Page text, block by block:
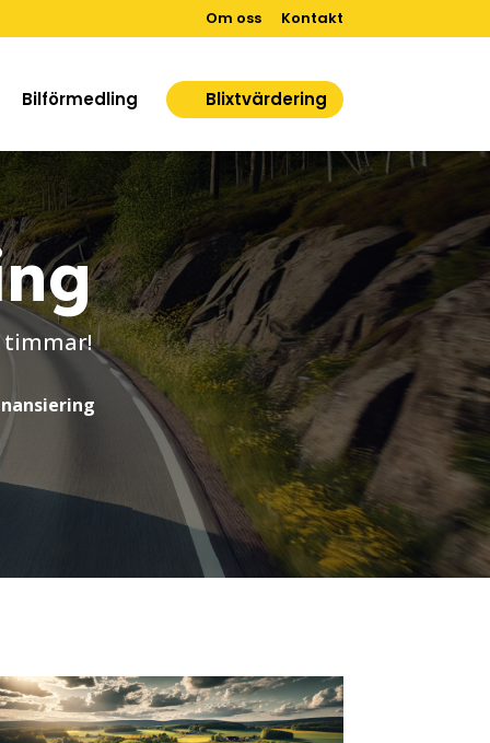
Om oss Kontakt
Bilförmedling Blixtvärdering
timmar!